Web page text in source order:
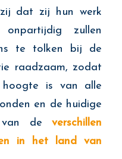
dat zij hun werk
zullen
te tolken bij de
raadzaam, zodat
is van alle
en de huidige
van deverschillen
in het land van